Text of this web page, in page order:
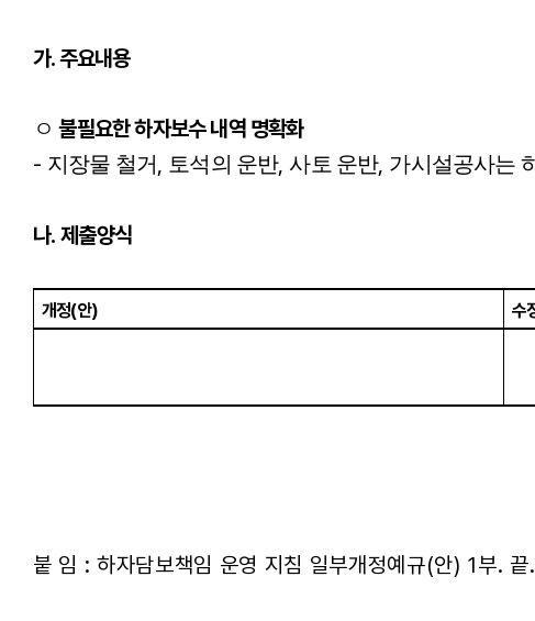
가.주요내용
ㅇ불필요한 하자보수 내역 명확화
- 지장물 철거, 토석의 운반, 사토 운반, 가시설공사는
나.제출양식
개정(안) 수
붙 임 :하자담보책임 운영 지침 일부개정예규(안) 1부. 끝.